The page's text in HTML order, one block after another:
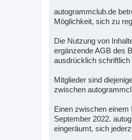
autogrammclub.de
Möglichkeit, sich zu
Die Nutzung von
ergänzende AGB des
ausdrücklich
Mitglieder sind
zwischen
Einen zwischen
September 2022.
eingeräumt, sich